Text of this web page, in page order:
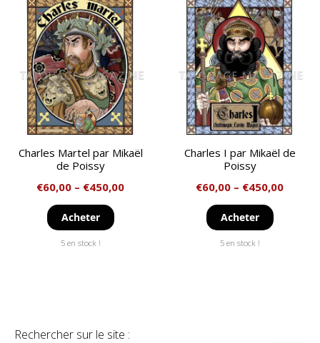
Charles Martel par Mikaël
de Poissy
€60,00 – €450,00
Acheter
5 en stock !
Charles I par Mikaël de
Poissy
€60,00 – €450,00
Acheter
5 en stock !
Rechercher sur le site :